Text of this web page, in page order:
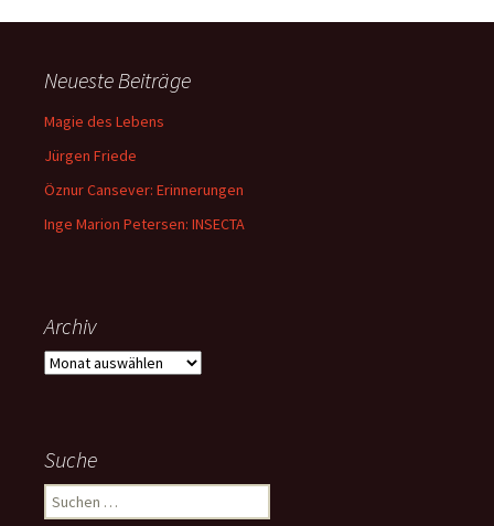
Neueste Beiträge
Magie des Lebens
Jürgen Friede
Öznur Cansever: Erinnerungen
Inge Marion Petersen: INSECTA
Archiv
Archiv
Suche
Suchen
nach: